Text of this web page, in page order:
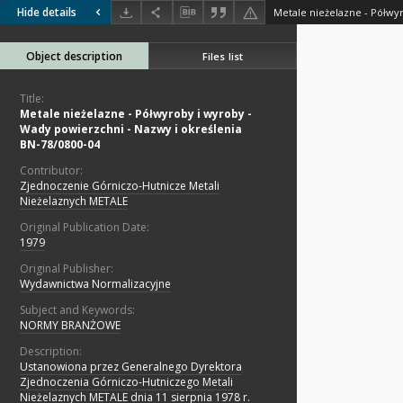
Hide details
Object description Files list
Title:
Metale nieżelazne - Półwyroby i wyroby -
Wady powierzchni - Nazwy i określenia
BN-78/0800-04
Contributor:
Zjednoczenie Górniczo-Hutnicze Metali
Nieżelaznych METALE
Original Publication Date:
1979
Original Publisher:
Wydawnictwa Normalizacyjne
Subject and Keywords:
NORMY BRANŻOWE
Description:
Ustanowiona przez Generalnego Dyrektora
Zjednoczenia Górniczo-Hutniczego Metali
Nieżelaznych METALE dnia 11 sierpnia 1978 r.